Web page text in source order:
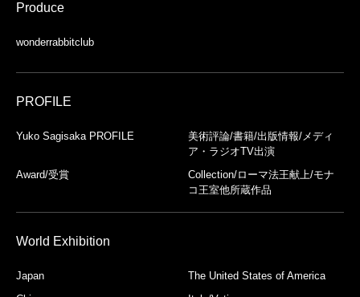
Produce
wonderrabbitclub
PROFILE
Yuko Sagisaka PROFILE
美術評論/書籍/出版情報/メディ
ア・ラジオTV出演
Award/受賞
Collection/ローマ法王献上/モナ
コ王室他所蔵作品
World Exhibition
Japan
The United States of America